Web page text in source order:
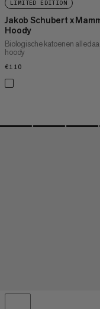
LIMITED EDITION
Jakob Schubert x
Hoody
Biologische katoenen
hoody
€110